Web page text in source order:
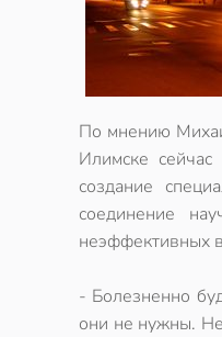
По мнению
Илимске сейчас
создание
соединение
неэффективных
- Болезненно
они не нужны. Не